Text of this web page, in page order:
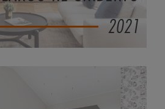
2021